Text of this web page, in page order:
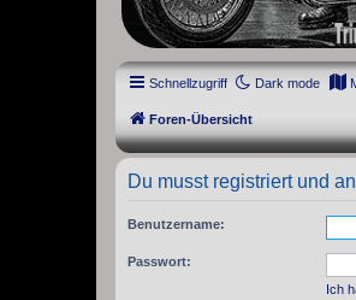
Schnellzugriff Dark mode
Foren-Übersicht
Du musst registriert und
Benutzername:
Passwort:
Ich